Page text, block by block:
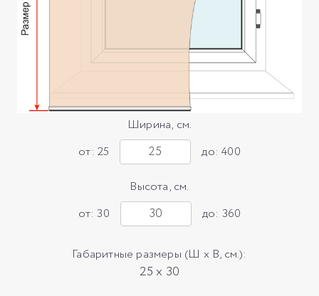
Ширина, см.
от: 25
до: 400
Высота, см.
от: 30
до: 360
Габаритные размеры (Ш х В, см.):
25 x 30